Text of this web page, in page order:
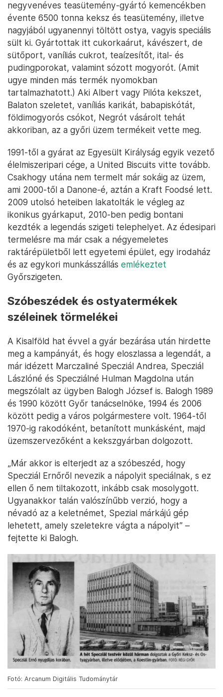
negyvenéves teasütemény-gyártó kemencékben
évente 6500 tonna keksz és teasütemény, illetve
nagyjából ugyanennyi töltött ostya, vagyis speciális
sült ki. Gyártottak itt cukorkaárut, kávészert, de
sütőport, vaníliás cukrot, teaízesítőt, ital- és
pudingporokat, valamint sózott mogyorót. (Amit
ugye minden más termék nyomokban
tartalmazhatott.) Aki Albert vagy Pilóta kekszet,
Balaton szeletet, vaníliás karikát, babapiskótát,
földimogyorós csókot, Negrót vásárolt tehát
akkoriban, az a győri üzem termékeit vette meg.
1991-től a gyárat az Egyesült Királyság egyik vezető
élelmiszeripari cége, a United Biscuits vitte tovább.
Csakhogy utána nem termelt már sokáig az üzem,
ami 2000-től a Danone-é, aztán a Kraft Foodsé lett.
2009 utolsó heteiben lakatolták le végleg az
ikonikus gyárkaput, 2010-ben pedig bontani
kezdték a legendás szigeti telephelyet. Az édesipari
termelésre ma már csak a négyemeletes
raktárépületből lett egyetemi épület, egy irodaház
és az egykori munkásszállás emlékeztet
Győrszigeten.
Szóbeszédek és ostyatermékek
széleinek törmelékei
A Kisalföld hat évvel a gyár bezárása után hirdette
meg a kampányát, és hogy eloszlassa a legendát, a
már idézett Marczaliné Specziál Andrea, Specziál
Lászlóné és Specziálné Hulman Magdolna után
megszólalt az ügyben Balogh József is. Balogh 1989
és 1990 között Győr tanácselnöke, 1994 és 2006
között pedig a város polgármestere volt. 1964-től
1970-ig rakodóként, betanított munkásként, majd
üzemszervezőként a kekszgyárban dolgozott.
„Már akkor is elterjedt az a szóbeszéd, hogy
Specziál Ernőről nevezik a nápolyit speciálnak, s ez
ellen ő nem tiltakozott, inkább csak mosolygott.
Ugyanakkor talán valószínűbb verzió, hogy a
névadó az a keletnémet, Spezial márkájú gép
lehetett, amely szeletekre vágta a nápolyit” –
fejtette ki Balogh.
Fotó: Arcanum Digitális Tudománytár